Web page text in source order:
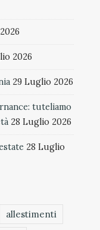
2026
29 Luglio 2026
tuteliamo
28 Luglio 2026
28 Luglio
allestimenti